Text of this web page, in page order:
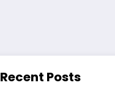
Recent Posts